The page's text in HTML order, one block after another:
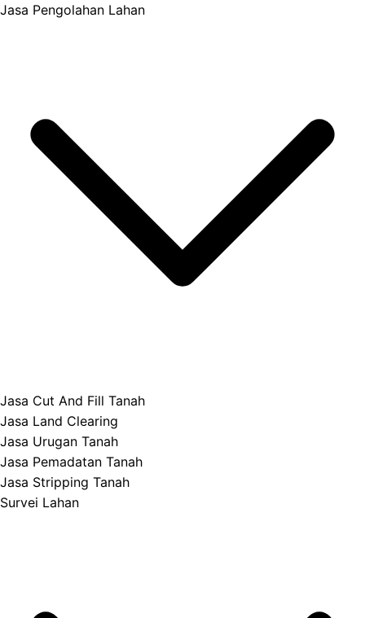
Jasa Pengolahan Lahan
Jasa Cut And Fill Tanah
Jasa Land Clearing
Jasa Urugan Tanah
Jasa Pemadatan Tanah
Jasa Stripping Tanah
Survei Lahan